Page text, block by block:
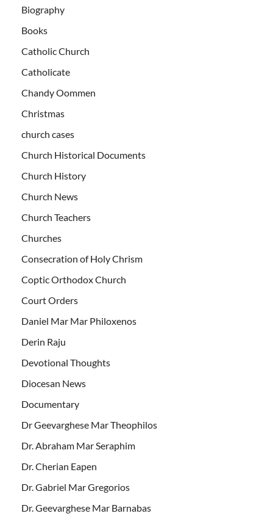
Biography
Books
Catholic Church
Catholicate
Chandy Oommen
Christmas
church cases
Church Historical Documents
Church History
Church News
Church Teachers
Churches
Consecration of Holy Chrism
Coptic Orthodox Church
Court Orders
Daniel Mar Mar Philoxenos
Derin Raju
Devotional Thoughts
Diocesan News
Documentary
Dr Geevarghese Mar Theophilos
Dr. Abraham Mar Seraphim
Dr. Cherian Eapen
Dr. Gabriel Mar Gregorios
Dr. Geevarghese Mar Barnabas